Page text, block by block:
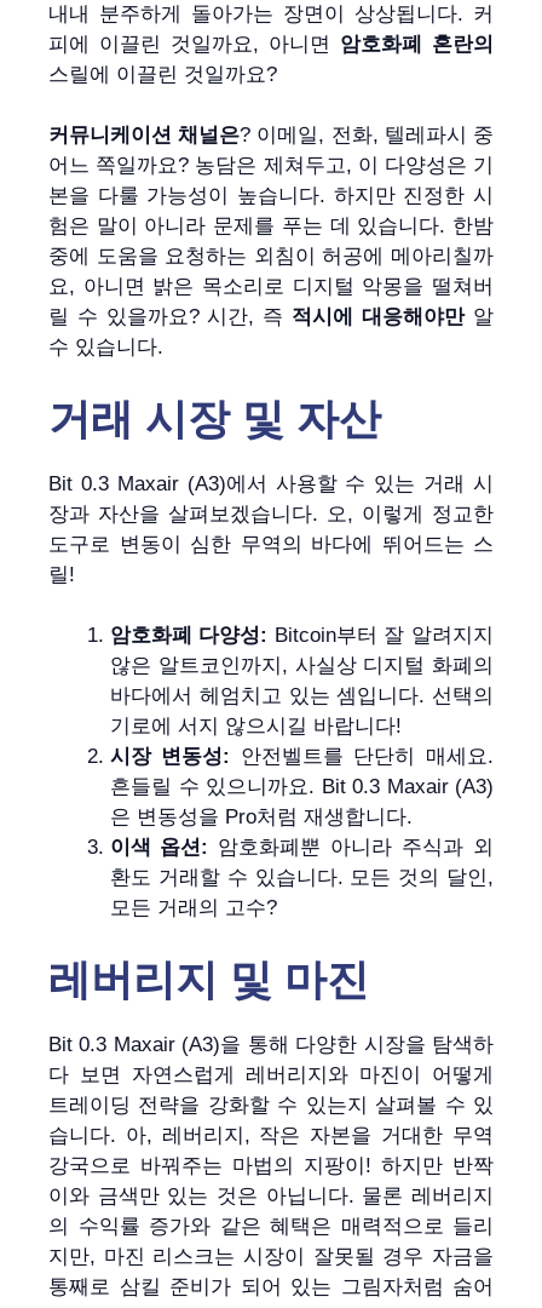
내내 분주하게 돌아가는 장면이 상상됩니다. 커
피에 이끌린 것일까요, 아니면 암호화폐 혼란의
스릴에 이끌린 것일까요?
커뮤니케이션 채널은? 이메일, 전화, 텔레파시 중
어느 쪽일까요? 농담은 제쳐두고, 이 다양성은 기
본을 다룰 가능성이 높습니다. 하지만 진정한 시
험은 말이 아니라 문제를 푸는 데 있습니다. 한밤
중에 도움을 요청하는 외침이 허공에 메아리칠까
요, 아니면 밝은 목소리로 디지털 악몽을 떨쳐버
릴 수 있을까요? 시간, 즉 적시에 대응해야만알
수 있습니다.
거래 시장 및 자산
Bit 0.3 Maxair (A3)에서 사용할 수 있는 거래 시
장과 자산을 살펴보겠습니다. 오, 이렇게 정교한
도구로 변동이 심한 무역의 바다에 뛰어드는 스
릴!
암호화폐 다양성: Bitcoin부터 잘 알려지지
않은 알트코인까지, 사실상 디지털 화폐의
바다에서 헤엄치고 있는 셈입니다. 선택의
기로에 서지 않으시길 바랍니다!
시장 변동성:
안전벨트를 단단히 매세요.
흔들릴 수 있으니까요. Bit 0.3 Maxair (A3)
은 변동성을 Pro처럼 재생합니다.
이색 옵션: 암호화폐뿐 아니라 주식과 외
환도 거래할 수 있습니다. 모든 것의 달인,
모든 거래의 고수?
레버리지 및 마진
Bit 0.3 Maxair (A3)을 통해 다양한 시장을 탐색하
다 보면 자연스럽게 레버리지와 마진이 어떻게
트레이딩 전략을 강화할 수 있는지 살펴볼 수 있
습니다. 아, 레버리지, 작은 자본을 거대한 무역
강국으로 바꿔주는 마법의 지팡이! 하지만 반짝
이와 금색만 있는 것은 아닙니다. 물론 레버리지
의 수익률 증가와 같은 혜택은 매력적으로 들리
지만, 마진 리스크는 시장이 잘못될 경우 자금을
통째로 삼킬 준비가 되어 있는 그림자처럼 숨어